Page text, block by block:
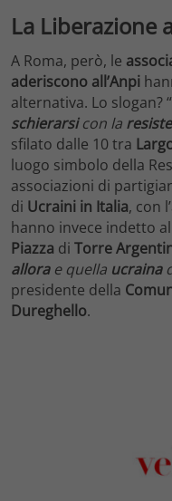
La Liberazione
A Roma, però, le
aderiscono all’Anpi
alternativa. Lo slogan? “
schierarsicon la
sfilato dalle 10 tra
luogo simbolo della
associazioni di
di Ucraini in Italia, con
hanno invece indetto
Piazza di Torre
allorae quella ucraina
presidente della
Dureghello.